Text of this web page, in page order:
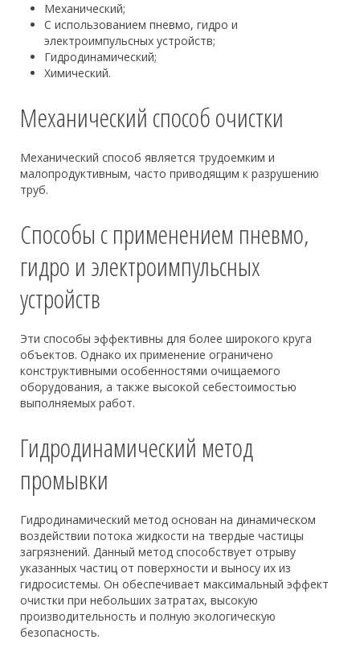
Механический;
С использованием пневмо, гидро и
электроимпульсных устройств;
Гидродинамический;
Химический.
Механический способ очистки
Механический способ является трудоемким и
малопродуктивным, часто приводящим к разрушению
труб.
Способы с применением пневмо,
гидро и электроимпульсных
устройств
Эти способы эффективны для более широкого круга
объектов. Однако их применение ограничено
конструктивными особенностями очищаемого
оборудования, а также высокой себестоимостью
выполняемых работ.
Гидродинамический метод
промывки
Гидродинамический метод основан на динамическом
воздействии потока жидкости на твердые частицы
загрязнений. Данный метод способствует отрыву
указанных частиц от поверхности и выносу их из
гидросистемы. Он обеспечивает максимальный эффект
очистки при небольших затратах, высокую
производительность и полную экологическую
безопасность.